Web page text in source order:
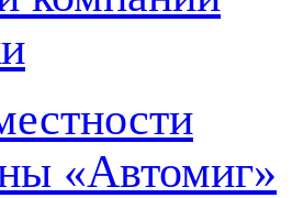
«Автомиг»